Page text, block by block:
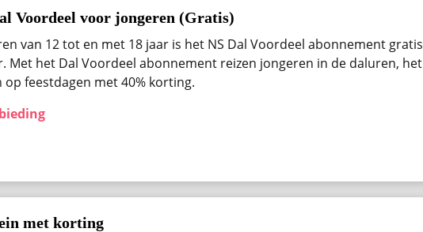
Voordeel voor jongeren (Gratis)
van 12 tot en met 18 jaar is het NS Dal Voordeel abonnement gratis
Met het Dal Voordeel abonnement reizen jongeren in de daluren, het
op feestdagen met 40% korting.
met korting